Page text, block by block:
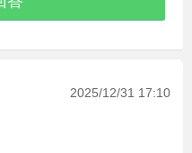
2025/12/31 17:10